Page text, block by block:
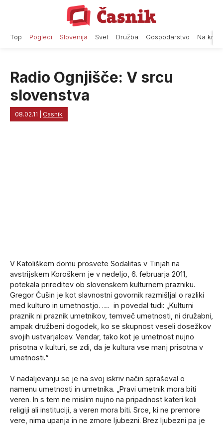
Top Pogledi Slovenija Svet Družba Gospodarstvo Na
Radio Ognjišče: V srcu
slovenstva
08.02.11 Casnik
V Katoliškem domu prosvete Sodalitas v Tinjah na
avstrijskem Koroškem je v nedeljo, 6. februarja 2011,
potekala prireditev ob slovenskem kulturnem prazniku.
Gregor Čušin je kot slavnostni govornik razmišljal o razliki
med kulturo in umetnostjo. …. in povedal tudi: „Kulturni
praznik ni praznik umetnikov, temveč umetnosti, ni družabni,
ampak družbeni dogodek, ko se skupnost veseli dosežkov
svojih ustvarjalcev. Vendar, tako kot je umetnost nujno
prisotna v kulturi, se zdi, da je kultura vse manj prisotna v
umetnosti.“
V nadaljevanju se je na svoj iskriv način spraševal o
namenu umetnosti in umetnika. „Pravi umetnik mora biti
veren. In s tem ne mislim nujno na pripadnost kateri koli
religiji ali instituciji, a veren mora biti. Srce, ki ne premore
vere, nima upanja in ne zmore ljubezni. Brez ljubezni pa je